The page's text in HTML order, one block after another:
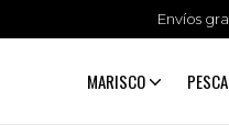
Envíos
MARISCO